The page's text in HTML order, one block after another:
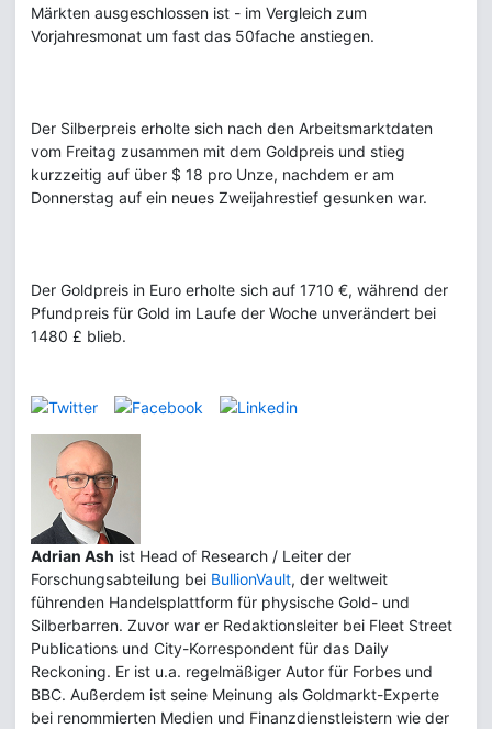
Märkten ausgeschlossen ist - im Vergleich zum
Vorjahresmonat um fast das 50fache anstiegen.
Der Silberpreis erholte sich nach den Arbeitsmarktdaten
vom Freitag zusammen mit dem Goldpreis und stieg
kurzzeitig auf über $ 18 pro Unze, nachdem er am
Donnerstag auf ein neues Zweijahrestief gesunken war.
Der Goldpreis in Euro erholte sich auf 1710 €, während der
Pfundpreis für Gold im Laufe der Woche unverändert bei
1480 £ blieb.
Adrian Ash ist Head of Research / Leiter der
Forschungsabteilung bei BullionVault, der weltweit
führenden Handelsplattform für physische Gold- und
Silberbarren. Zuvor war er Redaktionsleiter bei Fleet Street
Publications und City-Korrespondent für das Daily
Reckoning. Er ist u.a. regelmäßiger Autor für Forbes und
BBC. Außerdem ist seine Meinung als Goldmarkt-Experte
bei renommierten Medien und Finanzdienstleistern wie der